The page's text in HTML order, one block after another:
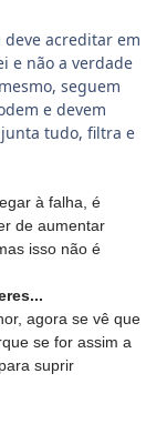
deve acreditar em
e não a verdade
seguem
e devem
tudo, filtra e
à falha, é
de aumentar
isso não é
agora se vê que
se for assim a
suprir